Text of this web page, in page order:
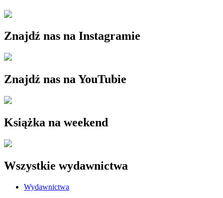
Znajdź nas na Instagramie
Znajdź nas na YouTubie
Książka na weekend
Wszystkie wydawnictwa
Wydawnictwa